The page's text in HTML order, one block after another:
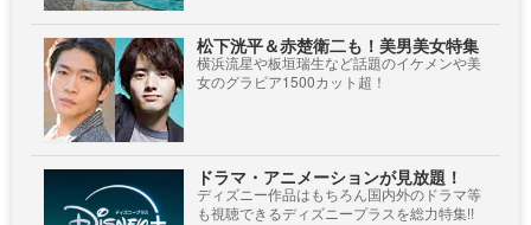
松下洸平＆赤楚衛二も！美男美女特集
横浜流星や板垣瑞生など話題のイケメンや美
女のグラビア1500カット超！
ドラマ・アニメーションが見放題！
ディズニー作品はもちろん国内外のドラマ等
も視聴できるディズニープラスを総力特集!!